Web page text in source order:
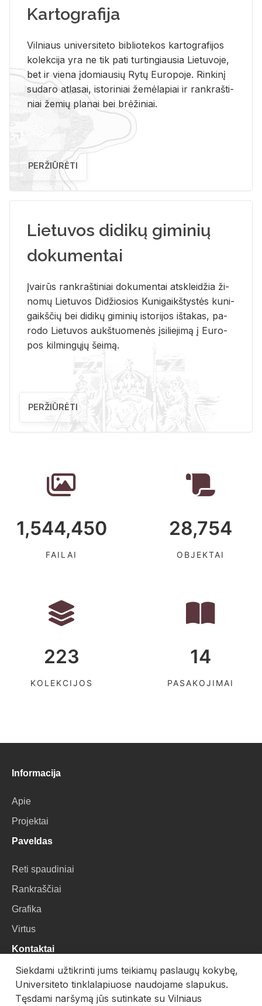
Kartografija
Vil­niaus uni­ver­si­te­to bi­b­lio­te­kos kar­to­gra­fi­jos
ko­lek­ci­ja yra ne tik pati tur­tin­giau­sia Lie­tu­vo­je,
bet ir vie­na įdo­miau­sių Rytų Eu­ro­po­je. Rin­ki­nį
su­da­ro at­la­sai, is­to­ri­niai že­mė­la­piai ir rank­raš­ti­
niai že­mių pla­nai bei brė­ži­niai.
PERŽIŪRĖTI
Lietuvos didikų giminių
dokumentai
Įvai­rūs rank­raš­ti­niai do­ku­men­tai at­sklei­džia ži­
no­mų Lie­tu­vos Di­džio­sios Ku­ni­gaikš­tys­tės ku­ni­
gaikš­čių bei di­di­kų gi­mi­nių is­to­ri­jos iš­ta­kas, pa­
ro­do Lie­tu­vos aukš­tuo­me­nės įsi­lie­ji­mą į Eu­ro­
pos kil­min­gų­jų šei­mą.
PERŽIŪRĖTI
1,544,450
FAILAI
28,754
OBJEKTAI
223
KOLEKCIJOS
14
PASAKOJIMAI
Informacija
Apie
Projektai
Paveldas
Reti spaudiniai
Rankraščiai
Grafika
Virtus
Kontaktai
VU Biblioteka
Universiteto g. 3, LT-01122, Vilnius
Siekdami užtikrinti jums teikiamų paslaugų kokybę,
Universiteto tinklalapiuose naudojame slapukus.
Tęsdami naršymą jūs sutinkate su Vilniaus